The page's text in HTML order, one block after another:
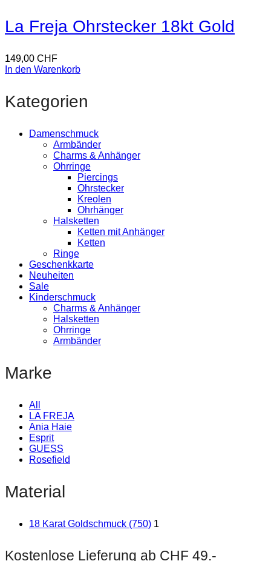
La Freja Ohrstecker 18kt Gold
149,00 CHF
In den Warenkorb
Kategorien
Damenschmuck
Armbänder
Charms & Anhänger
Ohrringe
Piercings
Ohrstecker
Kreolen
Ohrhänger
Halsketten
Ketten mit Anhänger
Ketten
Ringe
Geschenkkarte
Neuheiten
Sale
Kinderschmuck
Charms & Anhänger
Halsketten
Ohrringe
Armbänder
Marke
All
LA FREJA
Ania Haie
Esprit
GUESS
Rosefield
Material
18 Karat Goldschmuck (750) 1
Kostenlose Lieferung ab CHF 49.-